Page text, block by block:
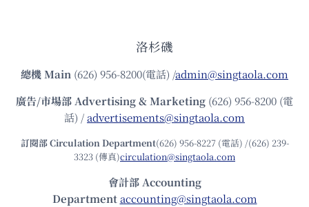
洛杉磯
總機Main (626) 956-8200(電話) /admin@singtaola.com
廣告/市場部Advertising & Marketing (626) 956-8200 (電
話) /advertisements@singtaola.com
訂閱部 Circulation Department(626) 956-8227 (電話) /(626) 239-
3323 (傳真)circulation@singtaola.com
會計部 Accounting
Department accounting@singtaola.com